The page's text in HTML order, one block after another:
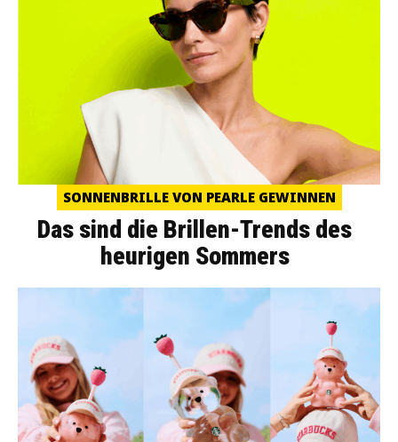
SONNENBRILLE VON PEARLE GEWINNEN
Das sind die Brillen-Trends des
heurigen Sommers